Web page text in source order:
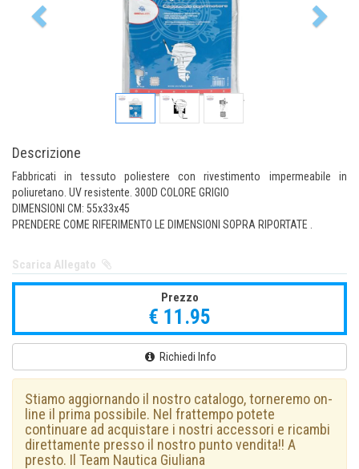
Descrizione
Fabbricati in tessuto poliestere con rivestimento impermeabile in
poliuretano. UV resistente. 300D COLORE GRIGIO
DIMENSIONI CM: 55x33x45
PRENDERE COME RIFERIMENTO LE DIMENSIONI SOPRA RIPORTATE .
Scarica Allegato
Prezzo
€ 11.95
Richiedi Info
Stiamo aggiornando il nostro catalogo, torneremo on-
line il prima possibile. Nel frattempo potete
continuare ad acquistare i nostri accessori e ricambi
direttamente presso il nostro punto vendita!! A
presto. Il Team Nautica Giuliana